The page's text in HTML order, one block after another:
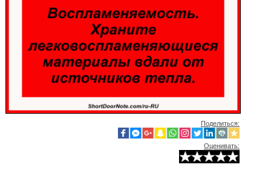
Поделиться:
Оценивать: